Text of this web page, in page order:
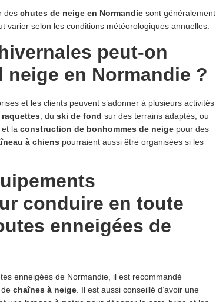
des chutes de neige en Normandie sont généralement
varier selon les conditions météorologiques annuelles.
peut-on
neige en Normandie ?
et les clients peuvent s’adonner à plusieurs activités
, du ski de fond sur des terrains adaptés, ou
et la construction de bonhommes de neige pour des
à chiens pourraient aussi être organisées si les
conduire en toute
enneigées de
enneigées de Normandie, il est recommandé
chaînes à neige . Il est aussi conseillé d’avoir une